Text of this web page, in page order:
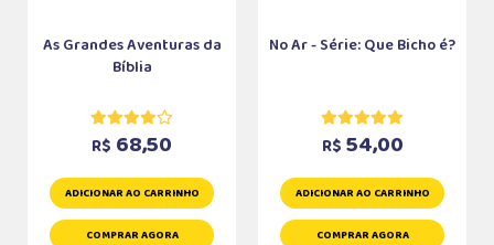
As Grandes Aventuras da
Bíblia
R$ 68,50
ADICIONAR AO CARRINHO
COMPRAR AGORA
No Ar - Série: Que Bicho é?
R$ 54,00
ADICIONAR AO CARRINHO
COMPRAR AGORA